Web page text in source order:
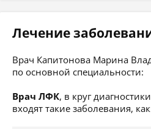
Лечение
Врач Капитонова Марина
по основной специальности:
Врач ЛФК, в круг
входят такие заболевания,